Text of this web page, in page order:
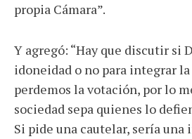
propia Cámara”.
Y agregó: “Hay que discutir si
idoneidad o no para integrar la
perdemos la votación, por lo
sociedad sepa quienes lo
Si pide una cautelar, sería